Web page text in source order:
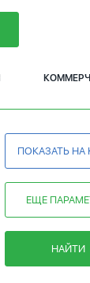
ПОКАЗАТЬ НА
ЕЩЕ
НАЙТИ